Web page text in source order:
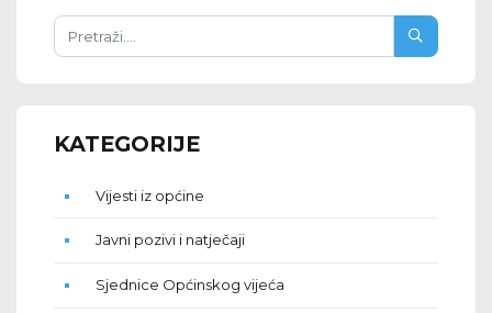
KATEGORIJE
Vijesti iz općine
Javni pozivi i natječaji
Sjednice Općinskog vijeća